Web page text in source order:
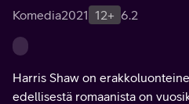
Komedia2021 12+ 6.2
Harris Shaw on
edellisestä romaanista on